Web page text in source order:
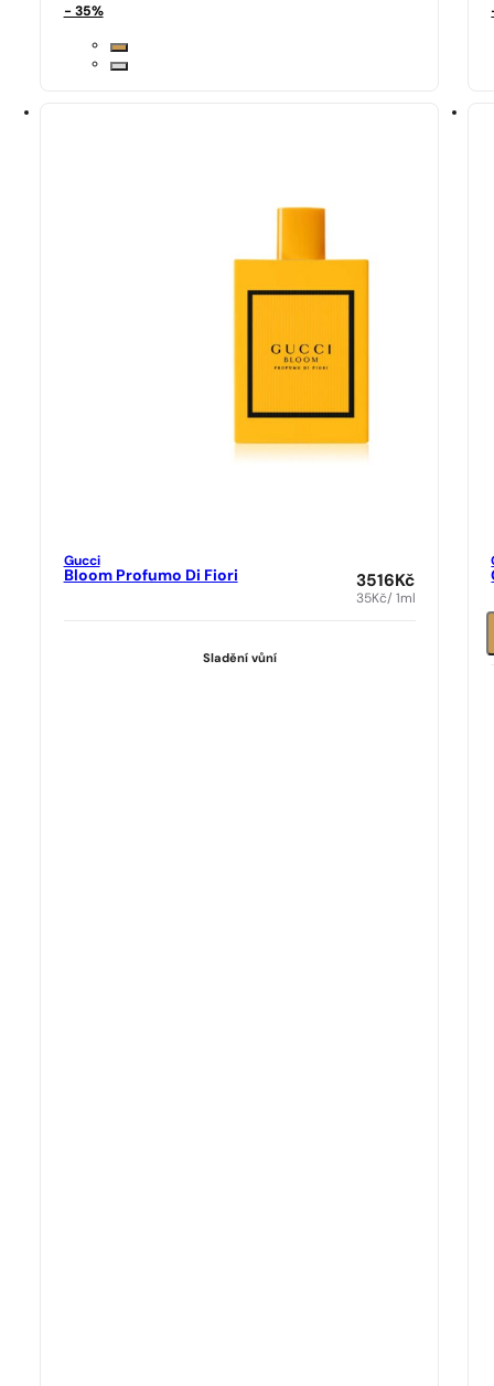
- 35%
Gucci
Bloom Profumo Di Fiori 3516Kč
35Kč/ 1ml
Sladění vůní